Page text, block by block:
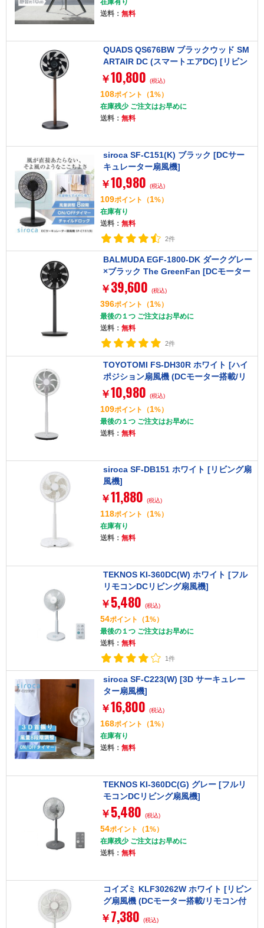
送料： 無料
QUADS QS676BW ブラックウッド SM
ARTAIR DC (スマートエアDC) [リビン
グ扇風機 DCモーター搭載]
￥10,800 (税込)
108ポイント （1%）
在庫残少 ご注文はお早めに
送料： 無料
siroca SF-C151(K) ブラック [DCサー
キュレーター扇風機]
￥10,980 (税込)
109ポイント （1%）
在庫有り
送料： 無料
2件
BALMUDA EGF-1800-DK ダークグレー
×ブラック The GreenFan [DCモーター
搭載 リビング扇風機]
￥ 39,600 (税込)
396ポイント （1%）
最後の１つ ご注文はお早めに
送料： 無料
2件
TOYOTOMI FS-DH30R ホワイト [ハイ
ポジション扇風機 (DCモーター搭載/リ
モコン付き)]
￥10,980 (税込)
109ポイント （1%）
最後の１つ ご注文はお早めに
送料： 無料
siroca SF-DB151 ホワイト [リビング扇
風機]
￥11,880 (税込)
118ポイント （1%）
在庫有り
送料： 無料
TEKNOS KI-360DC(W) ホワイト [フル
リモコンDCリビング扇風機]
￥ 5,480 (税込)
54ポイント （1%）
最後の１つ ご注文はお早めに
送料： 無料
1件
siroca SF-C223(W) [3D サーキュレー
ター扇風機]
￥16,800 (税込)
168ポイント （1%）
在庫有り
送料： 無料
TEKNOS KI-360DC(G) グレー [フルリ
モコンDCリビング扇風機]
￥ 5,480 (税込)
54ポイント （1%）
在庫残少 ご注文はお早めに
送料： 無料
コイズミ KLF30262W ホワイト [リビン
グ扇風機 (DCモーター搭載/リモコン付
き)]
￥ 7,380 (税込)